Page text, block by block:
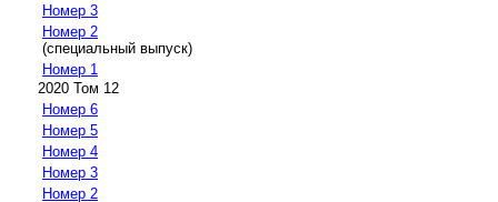
Номер 3
Номер 2
(специальный выпуск)
Номер 1
2020 Том 12
Номер 6
Номер 5
Номер 4
Номер 3
Номер 2